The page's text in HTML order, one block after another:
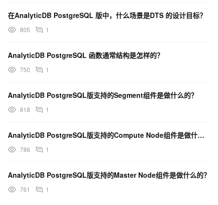
在AnalyticDB PostgreSQL 版中，什么场景是DTS 的设计目标？
805 1
AnalyticDB PostgreSQL 函数通常结构是怎样的？
750 1
AnalyticDB PostgreSQL版支持的Segment组件是做什么的？
818 1
AnalyticDB PostgreSQL版支持的Compute Node组件是做什么的？
786 1
AnalyticDB PostgreSQL版支持的Master Node组件是做什么的？
761 1